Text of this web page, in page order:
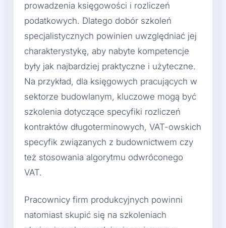
prowadzenia księgowości i rozliczeń
podatkowych. Dlatego dobór szkoleń
specjalistycznych powinien uwzględniać jej
charakterystykę, aby nabyte kompetencje
były jak najbardziej praktyczne i użyteczne.
Na przykład, dla księgowych pracujących w
sektorze budowlanym, kluczowe mogą być
szkolenia dotyczące specyfiki rozliczeń
kontraktów długoterminowych, VAT-owskich
specyfik związanych z budownictwem czy
też stosowania algorytmu odwróconego
VAT.
Pracownicy firm produkcyjnych powinni
natomiast skupić się na szkoleniach